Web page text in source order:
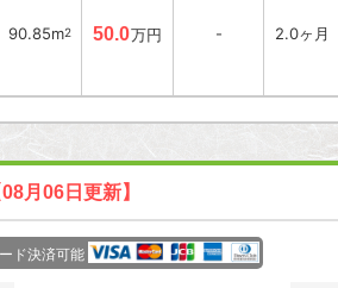
90.85m2 50.0万円 - 2.0ヶ月
08月06日更新】
ド決済可能